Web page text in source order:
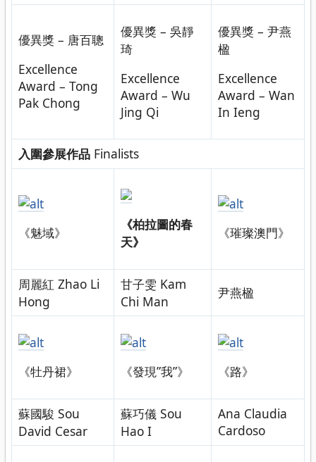
優異獎 – 唐百聰
Excellence
Award – Tong
Pak Chong
優異獎 – 吳靜
琦
Excellence
Award – Wu
Jing Qi
優異獎 – 尹燕
楹
Excellence
Award – Wan
In Ieng
入圍參展作品Finalists
《魅域》
《柏拉圖的春
天》
《璀璨澳門》
周麗紅 Zhao Li
Hong
甘子雯 Kam
Chi Man
尹燕楹
《牡丹裙》 《發現”我”》 《路》
蘇國駿 Sou
David Cesar
蘇巧儀 Sou
Hao I
Ana Claudia
Cardoso